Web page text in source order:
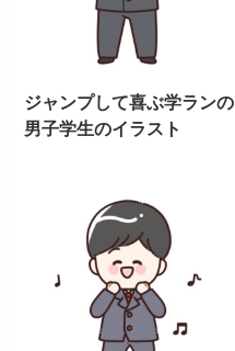
ジャンプして喜ぶ学ランの
男子学生のイラスト